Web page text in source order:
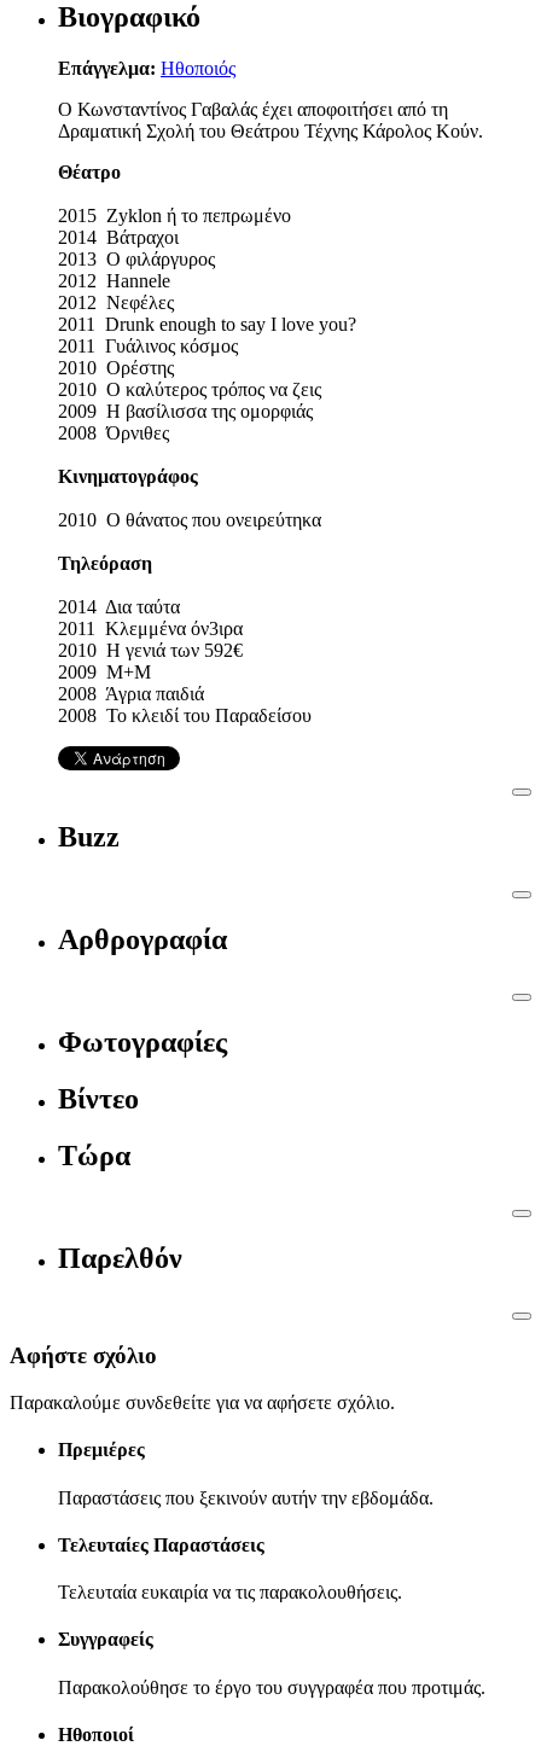
Βιογραφικό
Επάγγελμα: Ηθοποιός
Ο Κωνσταντίνος Γαβαλάς έχει αποφοιτήσει από τη
Δραματική Σχολή του Θεάτρου Τέχνης Κάρολος Κούν.
Θέατρο
2015 Zyklon ή το πεπρωμένο
2014 Βάτραχοι
2013 Ο φιλάργυρος
2012 Hannele
2012 Νεφέλες
2011 Drunk enough to say I love you?
2011 Γυάλινος κόσμος
2010 Ορέστης
2010 Ο καλύτερος τρόπος να ζεις
2009 Η βασίλισσα της ομορφιάς
2008 Όρνιθες
Κινηματογράφος
2010 Ο θάνατος που ονειρεύτηκα
Τηλεόραση
2014 Δια ταύτα
2011 Κλεμμένα όν3ιρα
2010 Η γενιά των 592€
2009 Μ+Μ
2008 Άγρια παιδιά
2008 Το κλειδί του Παραδείσου
Buzz
Αρθρογραφία
Φωτογραφίες
Βίντεο
Τώρα
Παρελθόν
Αφήστε σχόλιο
Παρακαλούμε συνδεθείτε για να αφήσετε σχόλιο.
Πρεμιέρες
Παραστάσεις που ξεκινούν αυτήν την εβδομάδα.
Τελευταίες Παραστάσεις
Τελευταία ευκαιρία να τις παρακολουθήσεις.
Συγγραφείς
Παρακολούθησε το έργο του συγγραφέα που προτιμάς.
Ηθοποιοί